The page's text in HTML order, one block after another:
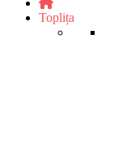
Toplița